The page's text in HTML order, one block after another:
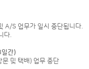
A/S 업무가 일시 중단됩니다.
다.
간)
및 택배) 업무 중단